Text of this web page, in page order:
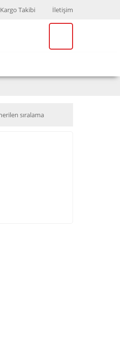
Kargo Takibi İletişim